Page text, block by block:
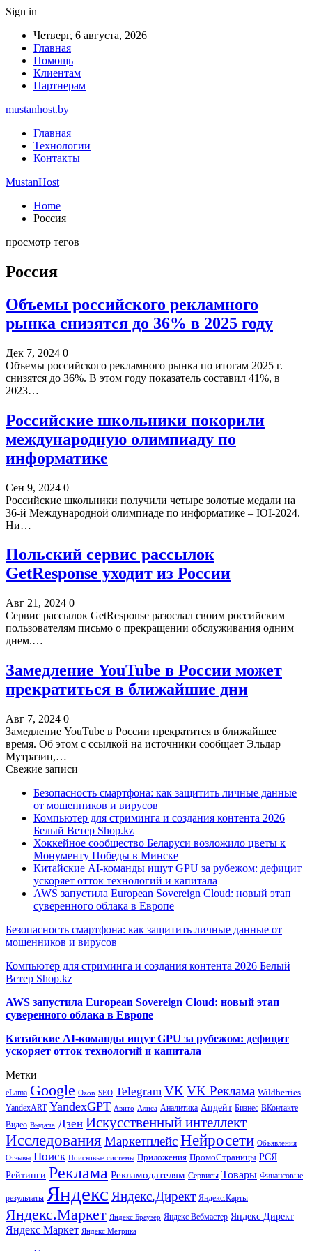
Sign in
Четверг, 6 августа, 2026
Главная
Помощь
Клиентам
Партнерам
mustanhost.by
Главная
Технологии
Контакты
MustanHost
Home
Россия
просмотр тегов
Россия
Объемы российского рекламного
рынка снизятся до 36% в 2025 году
Дек 7, 2024 0
Объемы российского рекламного рынка по итогам 2025 г.
снизятся до 36%. В этом году показатель составил 41%, в
2023…
Российские школьники покорили
международную олимпиаду по
информатике
Сен 9, 2024 0
Российские школьники получили четыре золотые медали на
36-й Международной олимпиаде по информатике – IOI-2024.
Ни…
Польский сервис рассылок
GetResponse уходит из России
Авг 21, 2024 0
Сервис рассылок GetResponse разослал своим российским
пользователям письмо о прекращении обслуживания одним
днем.…
Замедление YouTube в России может
прекратиться в ближайшие дни
Авг 7, 2024 0
Замедление YouTube в России прекратится в ближайшее
время. Об этом с ссылкой на источники сообщает Эльдар
Мутразин,…
Свежие записи
Безопасность смартфона: как защитить личные данные
от мошенников и вирусов
Компьютер для стриминга и создания контента 2026
Белый Ветер Shop.kz
Хоккейное сообщество Беларуси возложило цветы к
Монументу Победы в Минске
Китайские AI-команды ищут GPU за рубежом: дефицит
ускоряет отток технологий и капитала
AWS запустила European Sovereign Cloud: новый этап
суверенного облака в Европе
Безопасность смартфона: как защитить личные данные от
мошенников и вирусов
Компьютер для стриминга и создания контента 2026 Белый
Ветер Shop.kz
AWS запустила European Sovereign Cloud: новый этап
суверенного облака в Европе
Китайские AI-команды ищут GPU за рубежом: дефицит
ускоряет отток технологий и капитала
Метки
eLama Google Ozon SEO Telegram VK VK Реклама Wildberries
YandexART YandexGPT Авито Алиса Аналитика Апдейт Бизнес ВКонтакте
Видео Выдача Дзен Искусственный интеллект
Исследования МаркетплейсНейросети Объявления
Отзывы Поиск Поисковые системы Приложения ПромоСтраницы РСЯ
Рейтинги Реклама Рекламодателям Сервисы Товары Финансовые
результаты Яндекс Яндекс.Директ Яндекс.Карты
Яндекс.Маркет Яндекс Браузер Яндекс Вебмастер Яндекс Директ
Яндекс Маркет Яндекс Метрика